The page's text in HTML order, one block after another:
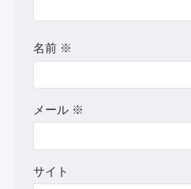
名前 ※
メール ※
サイト